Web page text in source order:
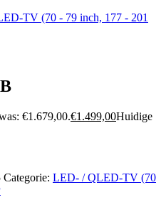
TV (70 - 79 inch, 177 - 201
€1.679,00.€1.499,00Huidige
Categorie: LED- / QLED-TV (70